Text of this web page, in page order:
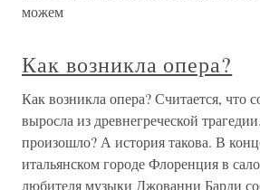
можем
Как возникла опера?
Как возникла опера? Считается, что
выросла из древнегреческой
произошло? А история такова. В
итальянском городе Флоренция в
любителя музыки Джованни Барди